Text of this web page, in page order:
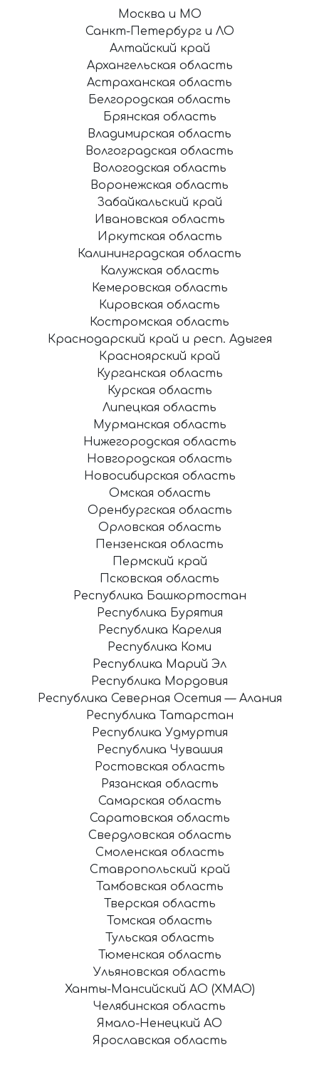
Москва и МО
Санкт-Петербург и ЛО
Алтайский край
Архангельская область
Астраханская область
Белгородская область
Брянская область
Владимирская область
Волгоградская область
Вологодская область
Воронежская область
Забайкальский край
Ивановская область
Иркутская область
Калининградская область
Калужская область
Кемеровская область
Кировская область
Костромская область
Краснодарский край и респ. Адыгея
Красноярский край
Курганская область
Курская область
Липецкая область
Мурманская область
Нижегородская область
Новгородская область
Новосибирская область
Омская область
Оренбургская область
Орловская область
Пензенская область
Пермский край
Псковская область
Республика Башкортостан
Республика Бурятия
Республика Карелия
Республика Коми
Республика Марий Эл
Республика Мордовия
Республика Северная Осетия — Алания
Республика Татарстан
Республика Удмуртия
Республика Чувашия
Ростовская область
Рязанская область
Самарская область
Саратовская область
Свердловская область
Смоленская область
Ставропольский край
Тамбовская область
Тверская область
Томская область
Тульская область
Тюменская область
Ульяновская область
Ханты-Мансийский АО (ХМАО)
Челябинская область
Ямало-Ненецкий АО
Ярославская область